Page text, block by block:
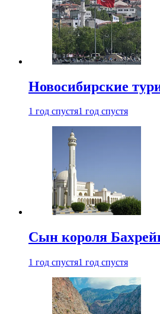
Новосибирские
1 год спустя1 год спустя
Сын короля
1 год спустя1 год спустя